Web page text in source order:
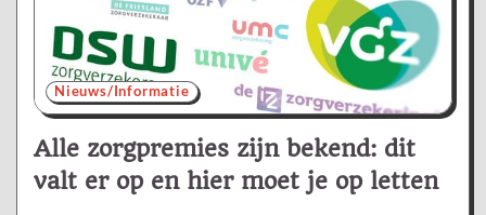
Nieuws/Informatie
Alle zorgpremies zijn bekend: dit
valt er op en hier moet je op letten